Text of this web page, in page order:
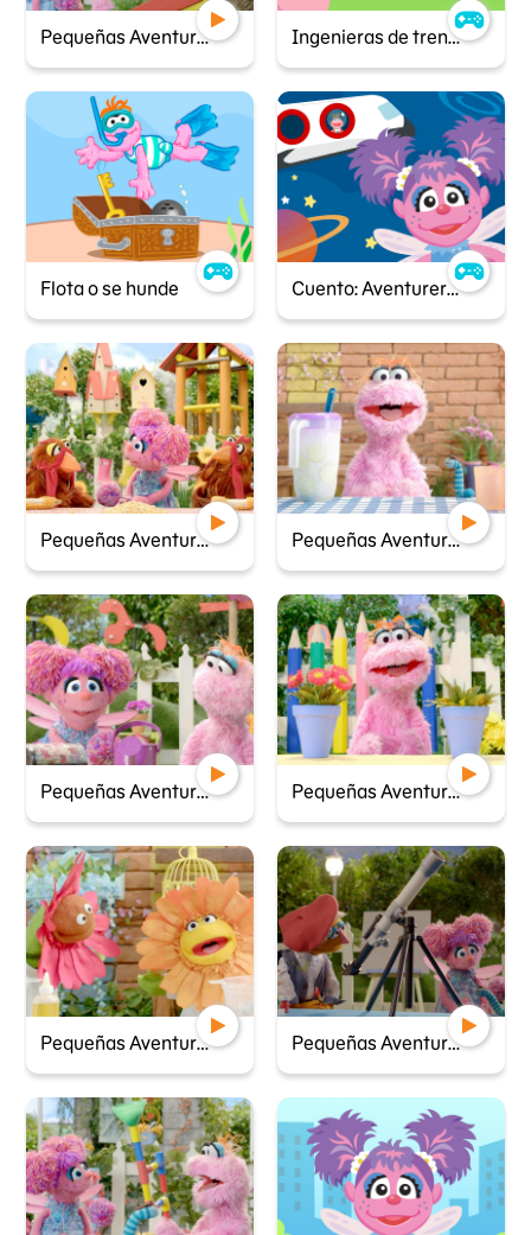
Pequeñas Aventureras - La palanca hace la fuerza Ingenieras de trenes
Flota o se hunde Cuento: Aventureras del espacio
Pequeñas Aventureras - Dos gallinas, un camino Pequeñas Aventureras - Un problema con la limonada
Pequeñas Aventureras - La varita pegajosa Pequeñas Aventureras - El misterio de la planta que no florece
Pequeñas Aventureras - Mezcla de colores Pequeñas Aventureras - Un retrato de la luna